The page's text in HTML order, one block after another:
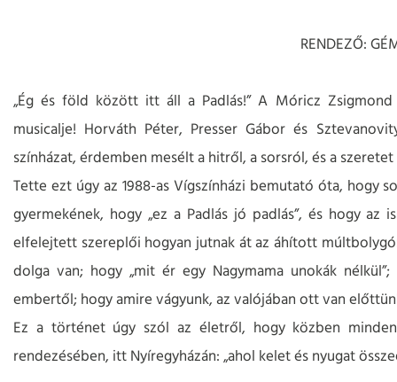
RENDEZŐ:
„Ég és föld között itt áll a Padlás!” A Móricz
musicalje! Horváth Péter, Presser Gábor és
színházat, érdemben mesélt a hitről, a sorsról, és a
Tette ezt úgy az 1988-as Vígszínházi bemutató óta,
gyermekének, hogy „ez a Padlás jó padlás”, és hogy
elfelejtett szereplői hogyan jutnak át az áhított
dolga van; hogy „mit ér egy Nagymama unokák
embertől; hogy amire vágyunk, az valójában ott van
Ez a történet úgy szól az életről, hogy közben
rendezésében, itt Nyíregyházán: „ahol kelet és nyugat